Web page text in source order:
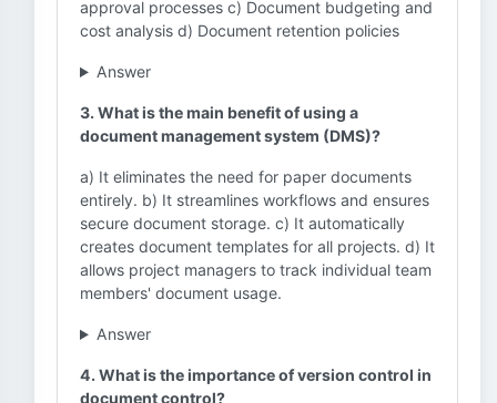
approval processes c) Document budgeting and
cost analysis d) Document retention policies
Answer
3. What is the main benefit of using a
document management system (DMS)?
a) It eliminates the need for paper documents
entirely. b) It streamlines workflows and ensures
secure document storage. c) It automatically
creates document templates for all projects. d) It
allows project managers to track individual team
members' document usage.
Answer
4. What is the importance of version control in
document control?